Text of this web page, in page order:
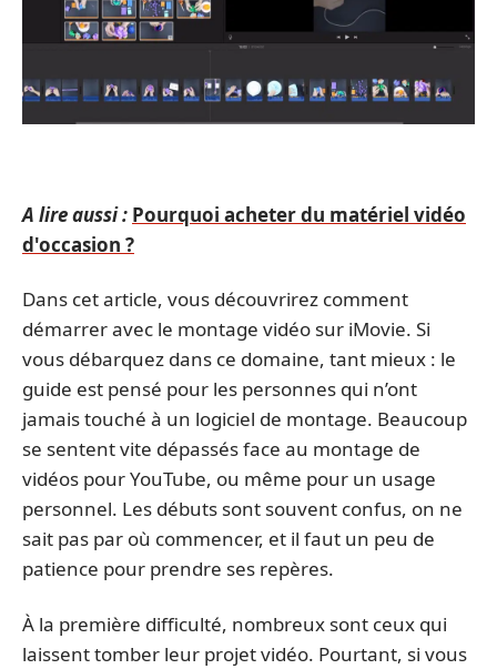
A lire aussi : Pourquoi acheter du matériel vidéo
d'occasion ?
Dans cet article, vous découvrirez comment
démarrer avec le montage vidéo sur iMovie. Si
vous débarquez dans ce domaine, tant mieux : le
guide est pensé pour les personnes qui n’ont
jamais touché à un logiciel de montage. Beaucoup
se sentent vite dépassés face au montage de
vidéos pour YouTube, ou même pour un usage
personnel. Les débuts sont souvent confus, on ne
sait pas par où commencer, et il faut un peu de
patience pour prendre ses repères.
À la première difficulté, nombreux sont ceux qui
laissent tomber leur projet vidéo. Pourtant, si vous